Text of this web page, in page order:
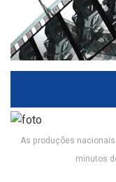
As produções
minutos